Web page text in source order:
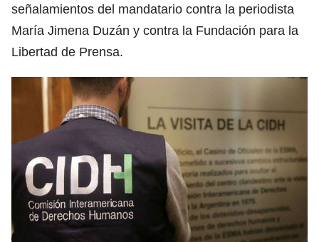
señalamientos del mandatario contra la periodista
María Jimena Duzán y contra la Fundación para la
Libertad de Prensa.